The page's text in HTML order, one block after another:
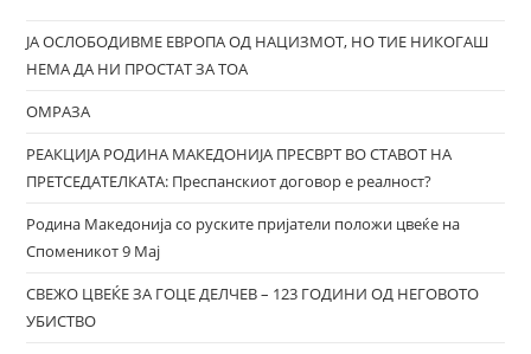
ЈА ОСЛОБОДИВМЕ ЕВРОПА ОД НАЦИЗМОТ, НО ТИЕ НИКОГАШ
НЕМА ДА НИ ПРОСТАТ ЗА ТОА
ОМРАЗА
РЕАКЦИЈА РОДИНА МАКЕДОНИЈА ПРЕСВРТ ВО СТАВОТ НА
ПРЕТСЕДАТЕЛКАТА: Преспанскиот договор е реалност?
Родина Македонија со руските пријатели положи цвеќе на
Споменикот 9 Мај
СВЕЖО ЦВЕЌЕ ЗА ГОЦЕ ДЕЛЧЕВ – 123 ГОДИНИ ОД НЕГОВОТО
УБИСТВО